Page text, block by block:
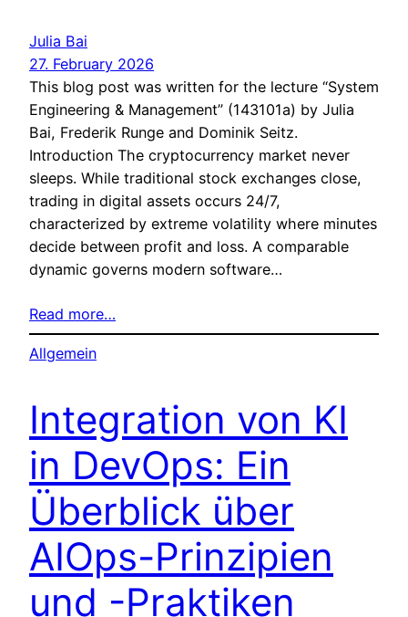
Julia Bai
27. February 2026
This blog post was written for the lecture “System
Engineering & Management” (143101a) by Julia
Bai, Frederik Runge and Dominik Seitz.
Introduction The cryptocurrency market never
sleeps. While traditional stock exchanges close,
trading in digital assets occurs 24/7,
characterized by extreme volatility where minutes
decide between profit and loss. A comparable
dynamic governs modern software…
Read more…
Allgemein
Integration von KI
in DevOps: Ein
Überblick über
AIOps-Prinzipien
und -Praktiken